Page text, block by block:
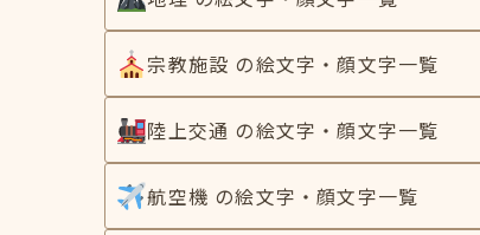
宗教施設 の絵文字・顔文字一覧
陸上交通 の絵文字・顔文字一覧
航空機 の絵文字・顔文字一覧